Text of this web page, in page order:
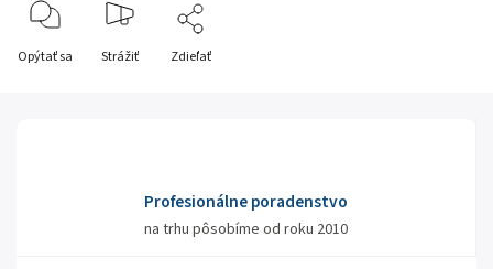
Opýtať sa Strážiť Zdieľať
Profesionálne poradenstvo
na trhu pôsobíme od roku 2010